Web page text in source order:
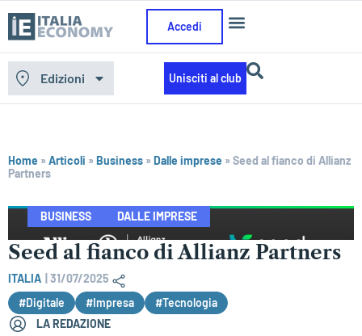
Accedi
Edizioni Unisciti al club
Home »Articoli »Business »Dalle imprese »Seed al fianco di Allianz
Partners
BUSINESS DALLE IMPRESE
Seed al fianco di Allianz Partners
ITALIA
31/07/2025
#Digitale
#Impresa
#Tecnologia
LA REDAZIONE